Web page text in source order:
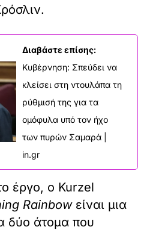
Διαβάστε επίσης:
Κυβέρνηση: Σπεύδει να
κλείσει στη ντουλάπα τη
ρύθμισή της για τα
ομόφυλα υπό τον ήχο
των πυρών Σαμαρά |
in.gr
έργο, ο Kurzel
Rainbowείναι μια
δύο άτομα που